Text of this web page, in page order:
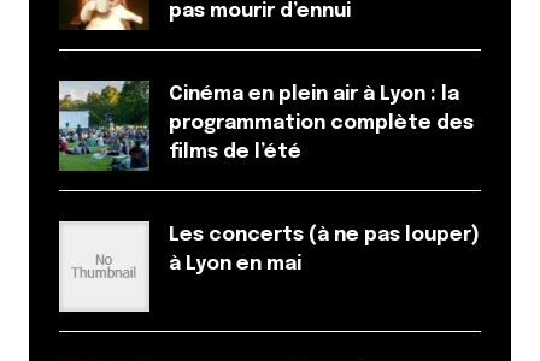
pas mourir d’ennui
Cinéma en plein air à Lyon : la
programmation complète des
films de l’été
Les concerts (à ne pas louper)
à Lyon en mai